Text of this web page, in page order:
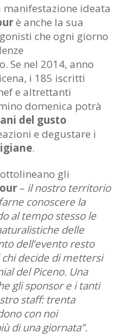
ideata
è anche la sua
che ogni giorno
Se nel 2014, anno
i 185 iscritti
e altrettanti
domenica potrà
del gusto
e degustare i
.
gli
– il nostro territorio
conoscere la
al tempo stesso le
delle
dell’evento resto
decide di mettersi
del Piceno. Una
gli sponsor e i tanti
staff: trenta
con noi
di una giornata”.